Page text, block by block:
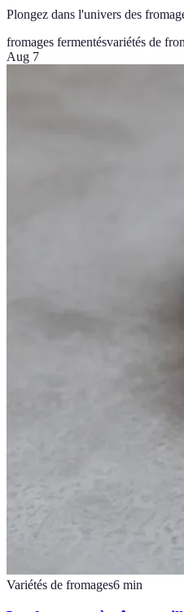
Plongez dans l'univers des
fromages fermentésvariétés de
Aug 7
Variétés de fromages6 min